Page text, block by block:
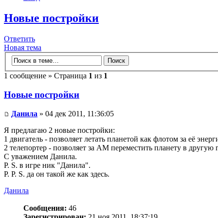
Новые постройки
Ответить
Новая тема
1 сообщение » Страница 1 из 1
Новые постройки
Данила » 04 дек 2011, 11:36:05
Я предлагаю 2 новые постройки:
1 двигатель - позволяет летать планетой как флотом за её
2 телепортер - позволяет за АМ переместить планету в другую
С уважением Данила.
P. S. в игре ник "Данила".
P. P. S. да он такой же как здесь.
Данила
Сообщения: 46